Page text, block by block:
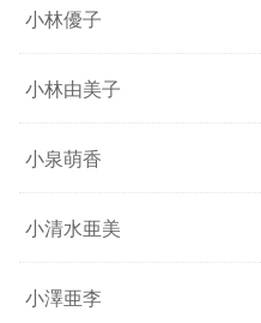
小林優子
小林由美子
小泉萌香
小清水亜美
小澤亜李